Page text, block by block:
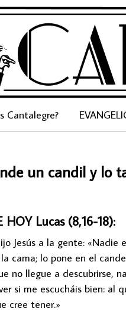
Cantalegre?
un candil y lo
HOY Lucas (8,16-18):
Jesús a la gente:
cama; lo pone en el
no llegue a descubrirse,
si me escucháis bien:
cree tener.»